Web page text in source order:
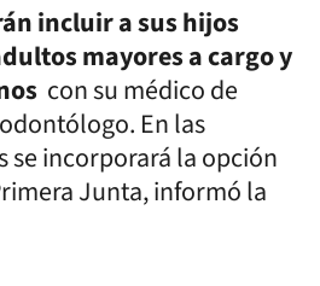
incluir a sus hijos
mayores a cargo y
con su médico de
En las
se incorporará la opción
Junta, informó la